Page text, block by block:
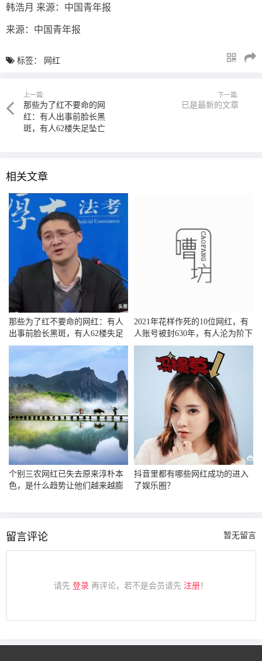
韩浩月 来源：中国青年报
来源：中国青年报
标签： 网红
上一篇:
那些为了红不要命的网
红：有人出事前脸长黑
斑，有人62楼失足坠亡
下一篇:
已是最新的文章
相关文章
那些为了红不要命的网红：有人
出事前脸长黑斑，有人62楼失足
坠亡
2021年花样作死的10位网红，有
人账号被封630年，有人沦为阶下
囚
个别三农网红已失去原来淳朴本
色，是什么趋势让他们越来越膨
抖音里都有哪些网红成功的进入
了娱乐圈？
留言评论 暂无留言
请先 登录 再评论，若不是会员请先 注册！